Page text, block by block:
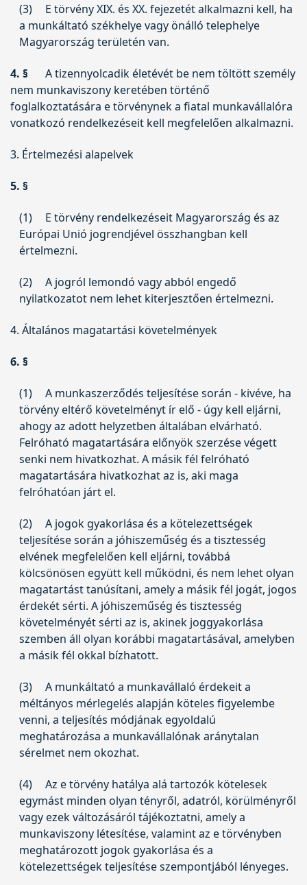
(3)
E törvény XIX. és XX. fejezetét alkalmazni kell, ha
a munkáltató székhelye vagy önálló telephelye
Magyarország területén van.
4. §
A tizennyolcadik életévét be nem töltött személy
nem munkaviszony keretében történő
foglalkoztatására e törvénynek a fiatal munkavállalóra
vonatkozó rendelkezéseit kell megfelelően alkalmazni.
3. Értelmezési alapelvek
5. §
(1)
E törvény rendelkezéseit Magyarország és az
Európai Unió jogrendjével összhangban kell
értelmezni.
(2)
A jogról lemondó vagy abból engedő
nyilatkozatot nem lehet kiterjesztően értelmezni.
4. Általános magatartási követelmények
6. §
(1)
A munkaszerződés teljesítése során - kivéve, ha
törvény eltérő követelményt ír elő - úgy kell eljárni,
ahogy az adott helyzetben általában elvárható.
Felróható magatartására előnyök szerzése végett
senki nem hivatkozhat. A másik fél felróható
magatartására hivatkozhat az is, aki maga
felróhatóan járt el.
(2)
A jogok gyakorlása és a kötelezettségek
teljesítése során a jóhiszeműség és a tisztesség
elvének megfelelően kell eljárni, továbbá
kölcsönösen együtt kell működni, és nem lehet olyan
magatartást tanúsítani, amely a másik fél jogát, jogos
érdekét sérti. A jóhiszeműség és tisztesség
követelményét sérti az is, akinek joggyakorlása
szemben áll olyan korábbi magatartásával, amelyben
a másik fél okkal bízhatott.
(3)
A munkáltató a munkavállaló érdekeit a
méltányos mérlegelés alapján köteles figyelembe
venni, a teljesítés módjának egyoldalú
meghatározása a munkavállalónak aránytalan
sérelmet nem okozhat.
(4)
Az e törvény hatálya alá tartozók kötelesek
egymást minden olyan tényről, adatról, körülményről
vagy ezek változásáról tájékoztatni, amely a
munkaviszony létesítése, valamint az e törvényben
meghatározott jogok gyakorlása és a
kötelezettségek teljesítése szempontjából lényeges.